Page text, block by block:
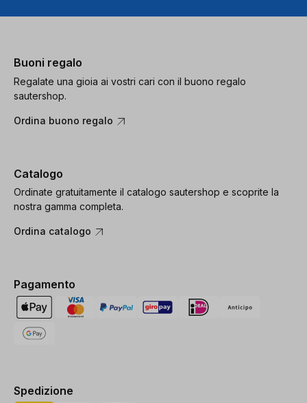
Buoni regalo
Regalate una gioia ai vostri cari con il buono regalo
sautershop.
Ordina buono regalo
Catalogo
Ordinate gratuitamente il catalogo sautershop e scoprite la
nostra gamma completa.
Ordina catalogo
Pagamento
Spedizione